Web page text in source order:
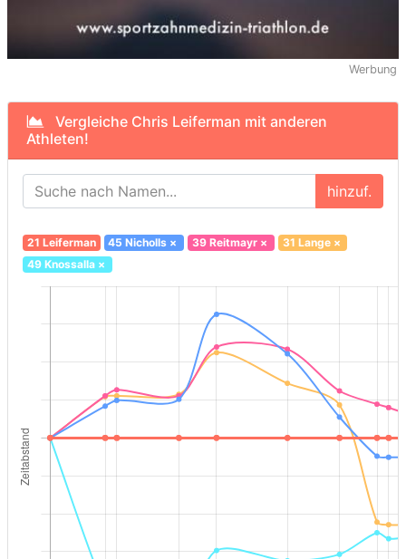
Werbung
Vergleiche Chris Leiferman mit anderen
Athleten!
hinzuf.
21 Leiferman 45 Nicholls × 39 Reitmayr× 31 Lange×
49 Knossalla×